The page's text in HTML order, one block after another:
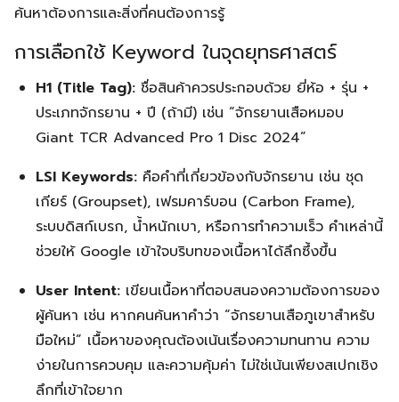
ค้นหาต้องการและสิ่งที่คนต้องการรู้
การเลือกใช้ Keyword ในจุดยุทธศาสตร์
H1 (Title Tag): ชื่อสินค้าควรประกอบด้วย ยี่ห้อ + รุ่น +
ประเภทจักรยาน + ปี (ถ้ามี) เช่น “จักรยานเสือหมอบ
Giant TCR Advanced Pro 1 Disc 2024”
LSI Keywords: คือคำที่เกี่ยวข้องกับจักรยาน เช่น ชุด
เกียร์ (Groupset), เฟรมคาร์บอน (Carbon Frame),
ระบบดิสก์เบรก, น้ำหนักเบา, หรือการทำความเร็ว คำเหล่านี้
ช่วยให้ Google เข้าใจบริบทของเนื้อหาได้ลึกซึ้งขึ้น
User Intent: เขียนเนื้อหาที่ตอบสนองความต้องการของ
ผู้ค้นหา เช่น หากคนค้นหาคำว่า “จักรยานเสือภูเขาสำหรับ
มือใหม่” เนื้อหาของคุณต้องเน้นเรื่องความทนทาน ความ
ง่ายในการควบคุม และความคุ้มค่า ไม่ใช่เน้นเพียงสเปกเชิง
ลึกที่เข้าใจยาก